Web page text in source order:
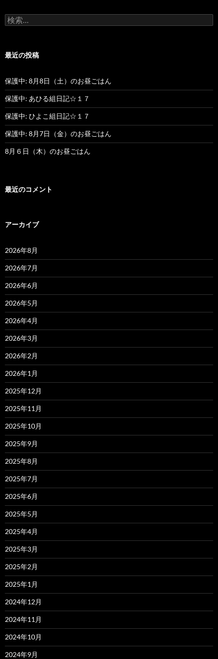
シ
ン
検
索
最近の投稿
保護中: 8月8日（土）のお昼ごはん
保護中: あひる組日記☆１７
保護中: ひよこ組日記☆１７
保護中: 8月7日（金）のお昼ごはん
8月６日（木）のお昼ごはん
最近のコメント
アーカイブ
2026年8月
2026年7月
2026年6月
2026年5月
2026年4月
2026年3月
2026年2月
2026年1月
2025年12月
2025年11月
2025年10月
2025年9月
2025年8月
2025年7月
2025年6月
2025年5月
2025年4月
2025年3月
2025年2月
2025年1月
2024年12月
2024年11月
2024年10月
2024年9月